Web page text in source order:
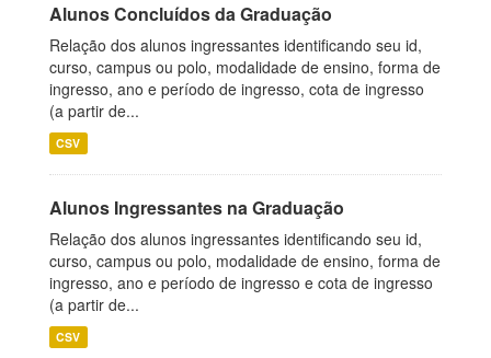
Alunos Concluídos da Graduação
Relação dos alunos ingressantes identificando seu id,
curso, campus ou polo, modalidade de ensino, forma de
ingresso, ano e período de ingresso, cota de ingresso
(a partir de...
CSV
Alunos Ingressantes na Graduação
Relação dos alunos ingressantes identificando seu id,
curso, campus ou polo, modalidade de ensino, forma de
ingresso, ano e período de ingresso e cota de ingresso
(a partir de...
CSV